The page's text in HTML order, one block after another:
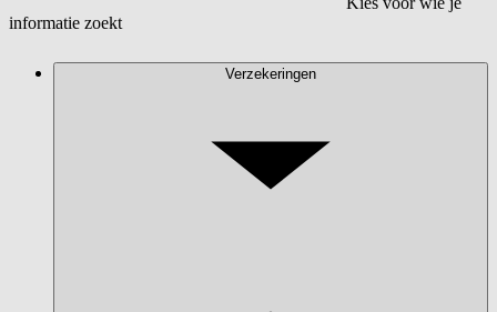
informatie zoekt
Verzekeringen